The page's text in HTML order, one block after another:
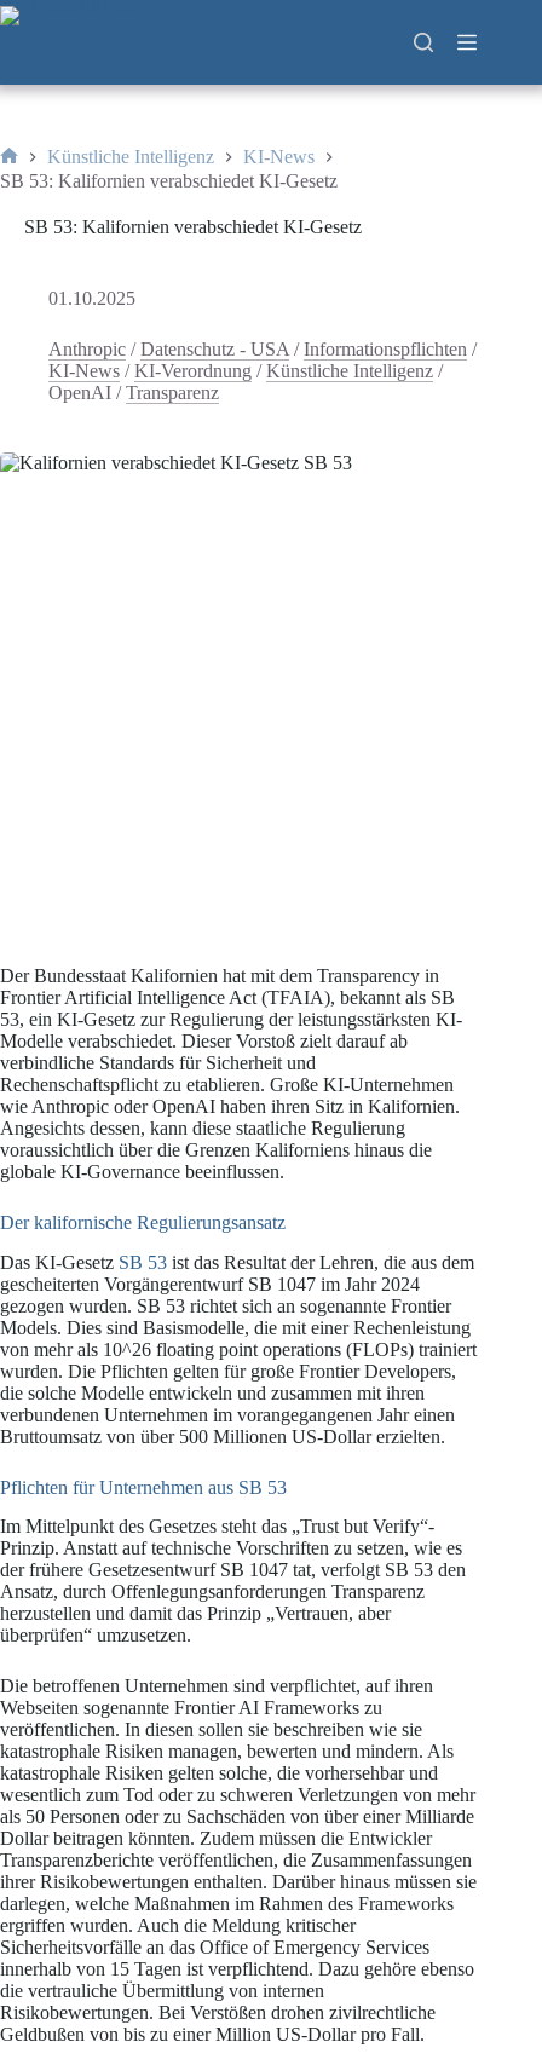
Zum
Inhalt
Start
Künstliche Intelligenz
KI-News
SB 53: Kalifornien verabschiedet KI-Gesetz
SB 53: Kalifornien verabschiedet KI-Gesetz
01.10.2025
Anthropic /Datenschutz - USA /Informationspflichten /
KI-News /KI-Verordnung /Künstliche Intelligenz /
OpenAI /Transparenz
Der Bundesstaat Kalifornien hat mit dem Transparency in
Frontier Artificial Intelligence Act (TFAIA), bekannt als SB
53, ein KI-Gesetz zur Regulierung der leistungsstärksten KI-
Modelle verabschiedet. Dieser Vorstoß zielt darauf ab
verbindliche Standards für Sicherheit und
Rechenschaftspflicht zu etablieren. Große KI-Unternehmen
wie Anthropic oder OpenAI haben ihren Sitz in Kalifornien.
Angesichts dessen, kann diese staatliche Regulierung
voraussichtlich über die Grenzen Kaliforniens hinaus die
globale KI-Governance beeinflussen.
Der kalifornische Regulierungsansatz
Das KI-Gesetz SB 53 ist das Resultat der Lehren, die aus dem
gescheiterten Vorgängerentwurf SB 1047 im Jahr 2024
gezogen wurden. SB 53 richtet sich an sogenannte Frontier
Models. Dies sind Basismodelle, die mit einer Rechenleistung
von mehr als 10^26 floating point operations (FLOPs) trainiert
wurden. Die Pflichten gelten für große Frontier Developers,
die solche Modelle entwickeln und zusammen mit ihren
verbundenen Unternehmen im vorangegangenen Jahr einen
Bruttoumsatz von über 500 Millionen US-Dollar erzielten.
Pflichten für Unternehmen aus SB 53
Im Mittelpunkt des Gesetzes steht das „Trust but Verify“-
Prinzip. Anstatt auf technische Vorschriften zu setzen, wie es
der frühere Gesetzesentwurf SB 1047 tat, verfolgt SB 53 den
Ansatz, durch Offenlegungsanforderungen Transparenz
herzustellen und damit das Prinzip „Vertrauen, aber
überprüfen“ umzusetzen.
Die betroffenen Unternehmen sind verpflichtet, auf ihren
Webseiten sogenannte Frontier AI Frameworks zu
veröffentlichen. In diesen sollen sie beschreiben wie sie
katastrophale Risiken managen, bewerten und mindern. Als
katastrophale Risiken gelten solche, die vorhersehbar und
wesentlich zum Tod oder zu schweren Verletzungen von mehr
als 50 Personen oder zu Sachschäden von über einer Milliarde
Dollar beitragen könnten. Zudem müssen die Entwickler
Transparenzberichte veröffentlichen, die Zusammenfassungen
ihrer Risikobewertungen enthalten. Darüber hinaus müssen sie
darlegen, welche Maßnahmen im Rahmen des Frameworks
ergriffen wurden. Auch die Meldung kritischer
Sicherheitsvorfälle an das Office of Emergency Services
innerhalb von 15 Tagen ist verpflichtend. Dazu gehöre ebenso
die vertrauliche Übermittlung von internen
Risikobewertungen. Bei Verstößen drohen zivilrechtliche
Geldbußen von bis zu einer Million US-Dollar pro Fall.